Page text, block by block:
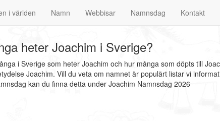
i världen Namn Webbisar Namnsdag Kontakt
heter Joachim i Sverige?
i Sverige som heter Joachim och hur många som döpts till
Joachim. Vill du veta om namnet är populärt listar vi
kan du finna detta under Joachim Namnsdag 2026